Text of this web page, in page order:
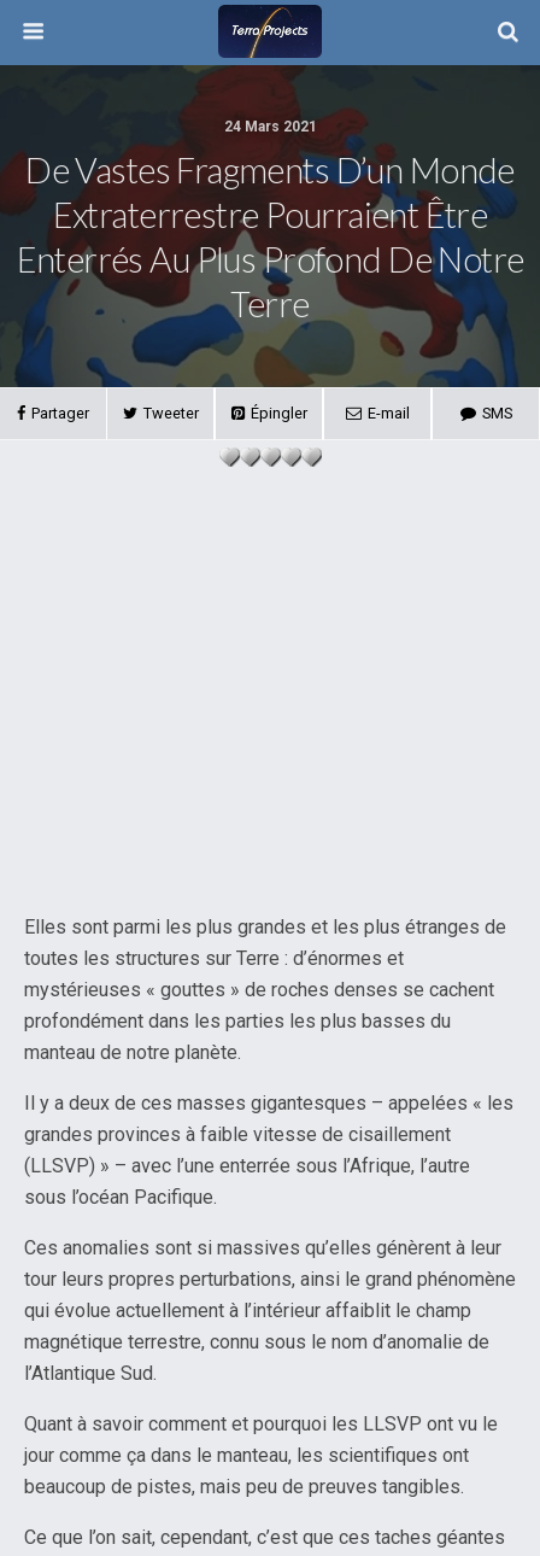
24 Mars 2021
De Vastes Fragments D’un Monde
Extraterrestre Pourraient Être
Enterrés Au Plus Profond De Notre
Terre
Partager Tweeter Épingler E-mail SMS
Elles sont parmi les plus grandes et les plus étranges de
toutes les structures sur Terre : d’énormes et
mystérieuses « gouttes » de roches denses se cachent
profondément dans les parties les plus basses du
manteau de notre planète.
Il y a deux de ces masses gigantesques – appelées « les
grandes provinces à faible vitesse de cisaillement
(LLSVP) » – avec l’une enterrée sous l’Afrique, l’autre
sous l’océan Pacifique.
Ces anomalies sont si massives qu’elles génèrent à leur
tour leurs propres perturbations, ainsi le grand phénomène
qui évolue actuellement à l’intérieur affaiblit le champ
magnétique terrestre, connu sous le nom d’anomalie de
l’Atlantique Sud.
Quant à savoir comment et pourquoi les LLSVP ont vu le
jour comme ça dans le manteau, les scientifiques ont
beaucoup de pistes, mais peu de preuves tangibles.
Ce que l’on sait, cependant, c’est que ces taches géantes